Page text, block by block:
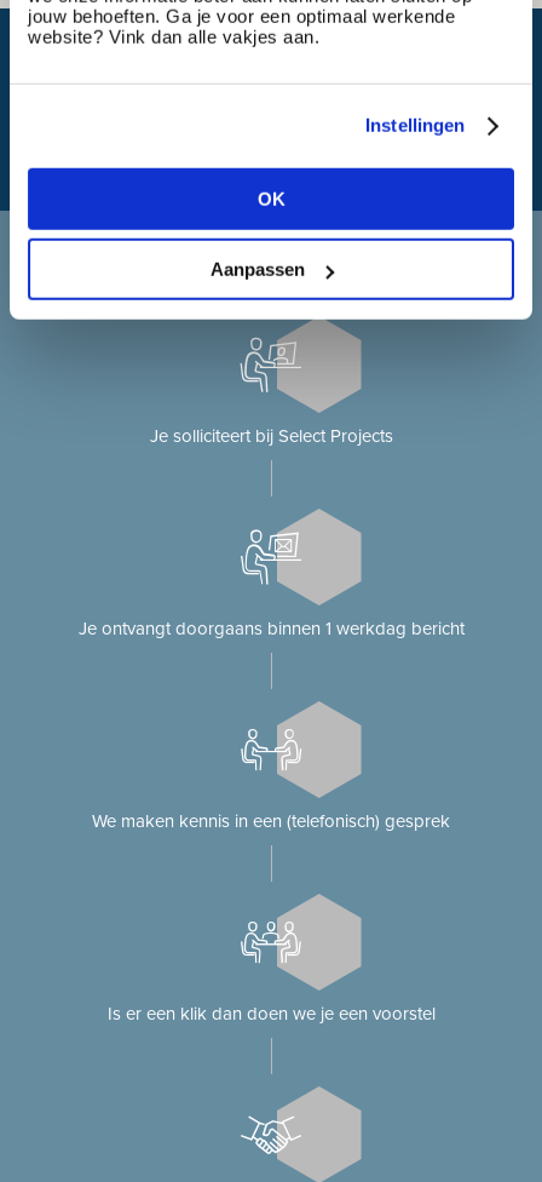
jouw behoeften. Ga je voor een optimaal werkende
website? Vink dan alle vakjes aan.
Instellingen
OK
Aanpassen
Wat is mijn reistijd?
Solliciteren bij Select Projects
Je solliciteert op onze website?
Je solliciteert bij Select Projects
Je ontvangt doorgaans binnen 1 werkdag bericht
We maken kennis in een (telefonisch) gesprek
Is er een klik dan doen we je een voorstel